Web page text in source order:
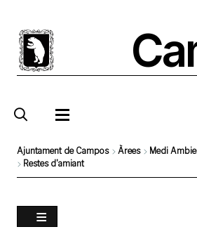
contingut
Fil
Ajuntament de Campos Àrees Medi
Restes d'amiant